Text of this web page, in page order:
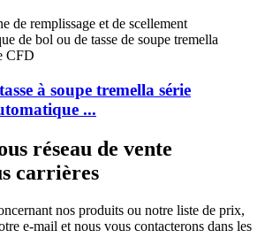
à soupe tremella série
...
réseau de vente
carrières
nos produits ou notre liste de prix,
e-mail et nous vous contacterons dans les